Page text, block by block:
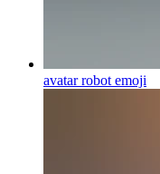
avatar robot emoji